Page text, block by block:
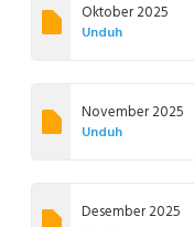
Oktober 2025
Unduh
November 2025
Unduh
Desember 2025